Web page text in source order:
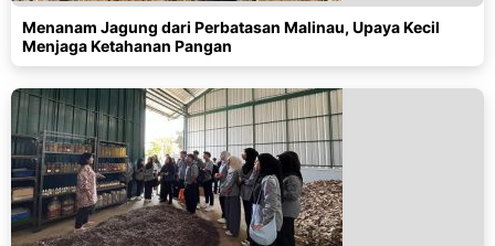
Menanam Jagung dari Perbatasan Malinau, Upaya Kecil
Menjaga Ketahanan Pangan